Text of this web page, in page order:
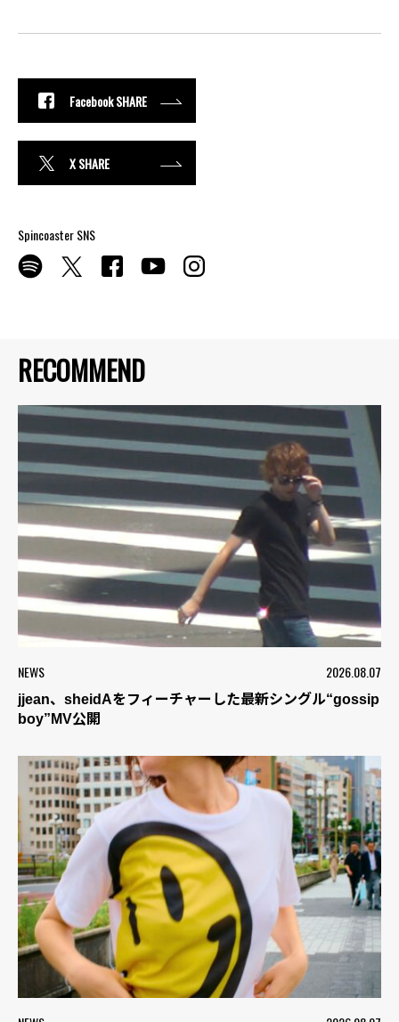
RECOMMEND
NEWS 2026.08.07
jjean、sheidAをフィーチャーした最新シングル“gossip
boy”MV公開
Facebook SHARE
X SHARE
Spincoaster SNS